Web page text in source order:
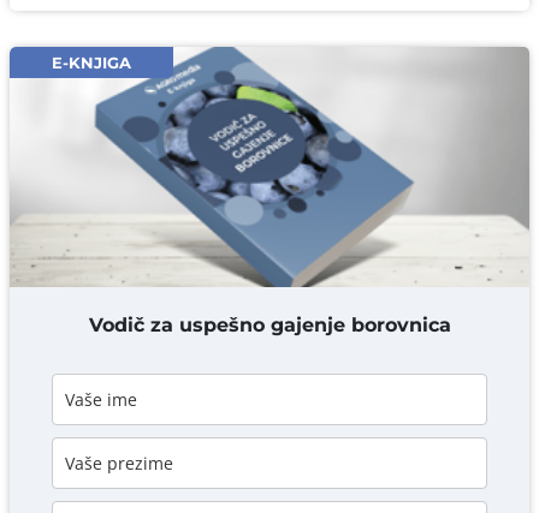
Email* obavezno
Komentar* obavezno
DODAJ KOMENTAR
E-KNJIGA
Vodič za uspešno gajenje borovnica